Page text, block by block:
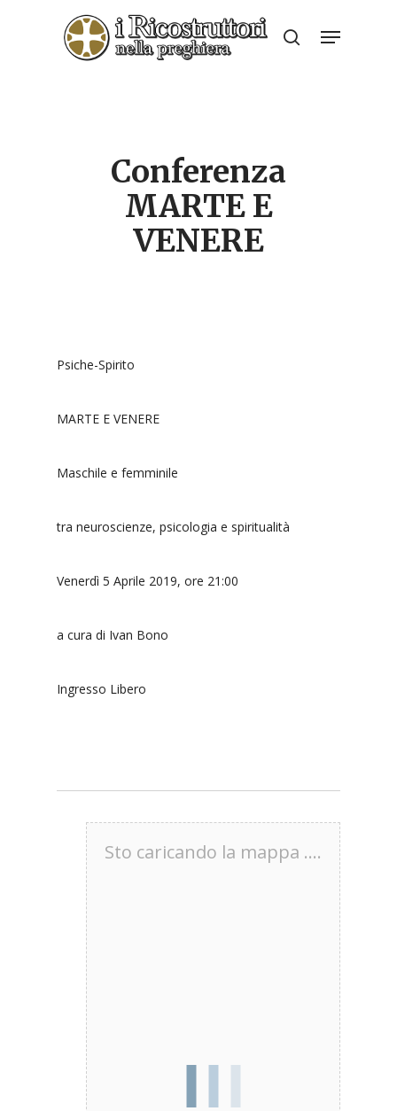
search
Menu
Conferenza
MARTE E
VENERE
Psiche-Spirito
MARTE E VENERE
Maschile e femminile
tra neuroscienze, psicologia e spiritualità
Venerdì 5 Aprile 2019, ore 21:00
a cura di Ivan Bono
Ingresso Libero
Sto caricando la mappa ....